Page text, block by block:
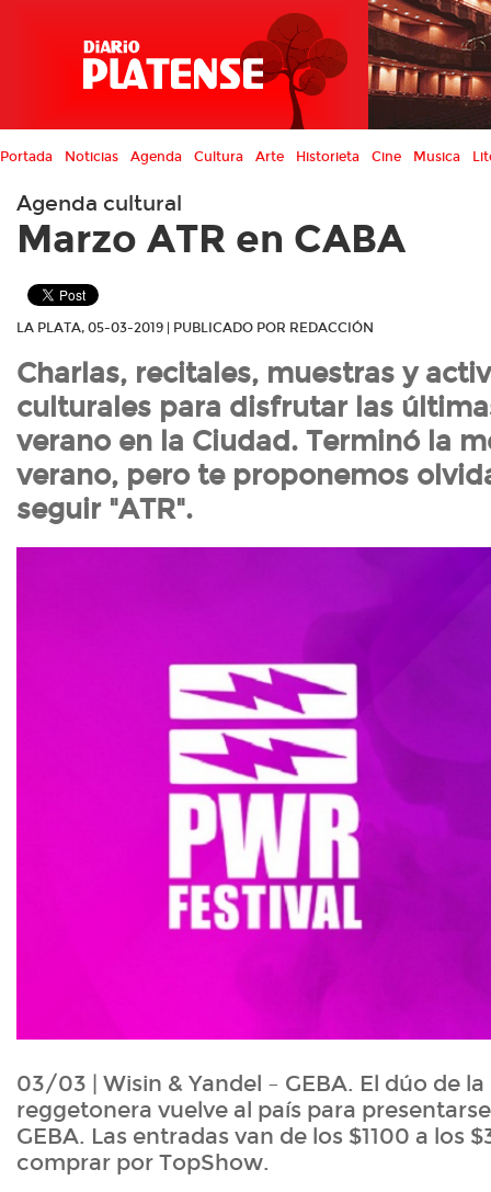
Portada Noticias Agenda Cultura Arte Historieta Cine Musica
Agenda cultural
Marzo ATR en CABA
LA PLATA, 05-03-2019 | PUBLICADO POR REDACCIÓN
Charlas, recitales, muestras y
culturales para disfrutar las
verano en la Ciudad. Terminó la
verano, pero te proponemos
seguir "ATR".
03/03 | Wisin & Yandel – GEBA. El dúo de
reggetonera vuelve al país para
GEBA. Las entradas van de los $1100 a los
comprar por TopShow.